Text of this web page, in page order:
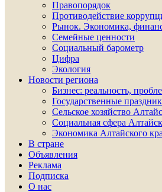
Правопорядок
Противодействие
Рынок. Экономика,
Семейные ценности
Социальный барометр
Цифра
Экология
Новости региона
Бизнес: реальность,
Государственные
Сельское хозяйство
Социальная сфера
Экономика Алтайского
В стране
Объявления
Реклама
Подписка
О нас